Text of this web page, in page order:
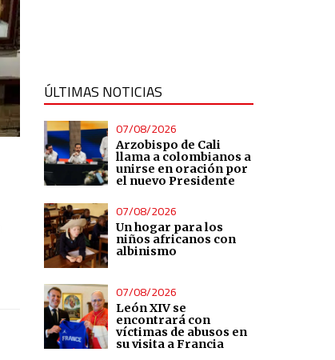
ÚLTIMAS NOTICIAS
07/08/2026
Arzobispo de Cali
llama a colombianos a
unirse en oración por
el nuevo Presidente
07/08/2026
Un hogar para los
niños africanos con
albinismo
07/08/2026
León XIV se
encontrará con
víctimas de abusos en
su visita a Francia